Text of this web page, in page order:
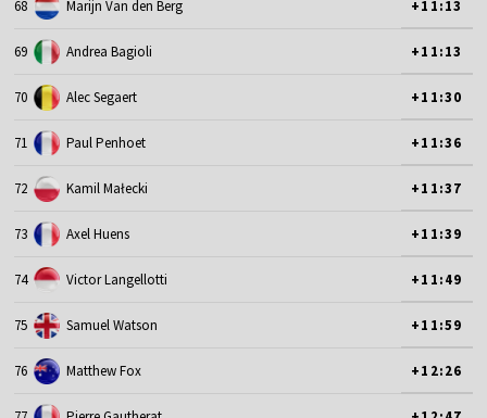
68 Marijn Van den Berg +11:13
69 Andrea Bagioli +11:13
70 Alec Segaert +11:30
71 Paul Penhoet +11:36
72 Kamil Małecki +11:37
73 Axel Huens +11:39
74 Victor Langellotti +11:49
75 Samuel Watson +11:59
76 Matthew Fox +12:26